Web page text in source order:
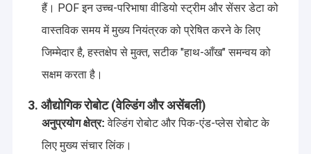
हैं। POF इन उच्च-परिभाषा वीडियो स्ट्रीम और सेंसर डेटा को
वास्तविक समय में मुख्य नियंत्रक को प्रेषित करने के लिए
जिम्मेदार है, हस्तक्षेप से मुक्त, सटीक "हाथ-आँख" समन्वय को
सक्षम करता है।
3. औद्योगिक रोबोट (वेल्डिंग और असेंबली)
अनुप्रयोग क्षेत्र: वेल्डिंग रोबोट और पिक-एंड-प्लेस रोबोट के
लिए मुख्य संचार लिंक।